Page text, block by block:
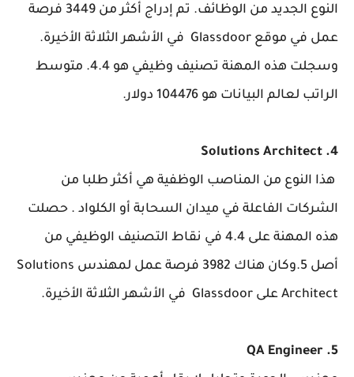
النوع الجديد من الوظائف. تم إدراج أكثر من 3449 فرصة
عمل في موقع Glassdoor في الأشهر الثلاثة الأخيرة.
وسجلت هذه المهنة تصنيف وظيفي هو 4.4. متوسط
الراتب لعالم البيانات هو 104476 دولار.
4. Solutions Architect
هذا النوع من المناصب الوظفية هي أكثر طلبا من
الشركات الفاعلة في ميدان السحابة أو الكلواد . حصلت
هذه المهنة على 4.4 في نقاط التصنيف الوظيفي من
أصل 5.وكان هناك 3982 فرصة عمل لمهندس Solutions
Architect على Glassdoor في الأشهر الثلاثة الأخيرة.
5. QA Engineer